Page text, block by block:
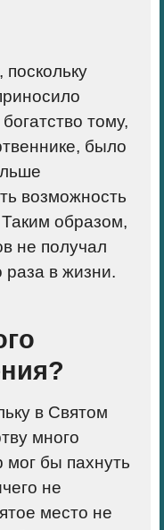
поскольку
тому,
было
возможность
образом,
не получал
раза в жизни.
в Святом
много
бы пахнуть
не
место не